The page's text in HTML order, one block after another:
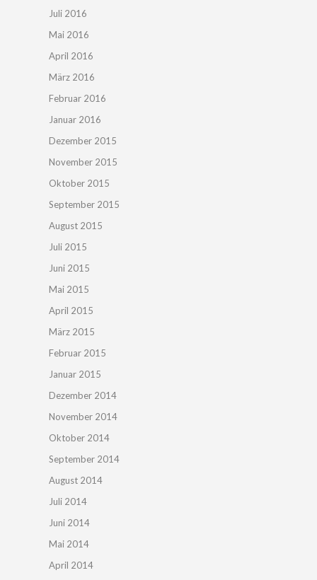
Juli 2016
Mai 2016
April 2016
März 2016
Februar 2016
Januar 2016
Dezember 2015
November 2015
Oktober 2015
September 2015
August 2015
Juli 2015
Juni 2015
Mai 2015
April 2015
März 2015
Februar 2015
Januar 2015
Dezember 2014
November 2014
Oktober 2014
September 2014
August 2014
Juli 2014
Juni 2014
Mai 2014
April 2014